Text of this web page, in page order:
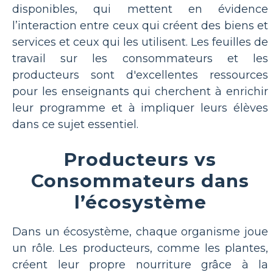
disponibles, qui mettent en évidence
l’interaction entre ceux qui créent des biens et
services et ceux qui les utilisent. Les feuilles de
travail sur les consommateurs et les
producteurs sont d'excellentes ressources
pour les enseignants qui cherchent à enrichir
leur programme et à impliquer leurs élèves
dans ce sujet essentiel.
Producteurs vs
Consommateurs dans
l’écosystème
Dans un écosystème, chaque organisme joue
un rôle. Les producteurs, comme les plantes,
créent leur propre nourriture grâce à la